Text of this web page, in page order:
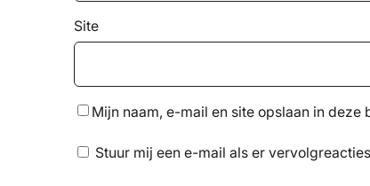
Site
Mijn naam, e-mail en site opslaan in
Stuur mij een e-mail als er